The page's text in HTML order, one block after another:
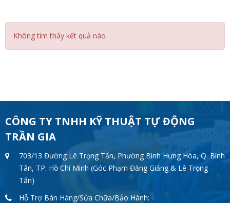
Không tìm thấy kết quả nào
CÔNG TY TNHH KỸ THUẬT TỰ ĐỘNG
TRẦN GIA
703/13 Đường Lê Trọng Tấn, Phường Bình Hưng Hòa, Q. Bình
Tân, TP. Hồ Chí Minh (Góc Phạm Đăng Giảng & Lê Trọng
Tấn)
Hỗ Trợ Bán Hàng/Sửa Chữa/Bảo Hành: